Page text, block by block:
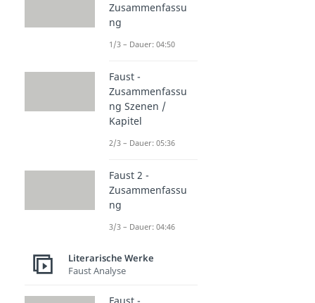
Zusammenfassu
ng
1/3 – Dauer: 04:50
Faust -
Zusammenfassu
ng Szenen /
Kapitel
2/3 – Dauer: 05:36
Faust 2 -
Zusammenfassu
ng
3/3 – Dauer: 04:46
Literarische Werke
Faust Analyse